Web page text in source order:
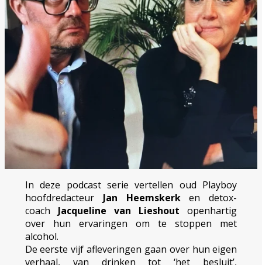
In deze podcast serie vertellen oud Playboy
hoofdredacteur Jan Heemskerken detox-
coach Jacqueline van Lieshoutopenhartig
over hun ervaringen om te stoppen met
alcohol.
De eerste vijf afleveringen gaan over hun eigen
verhaal, van drinken tot ‘het besluit’,